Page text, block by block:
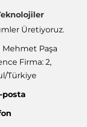
Üretiyoruz.
Mehmet Paşa
Firma: 2,
Türkiye
posta